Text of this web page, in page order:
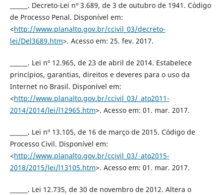
______. Decreto-Lei nº 3.689, de 3 de outubro de 1941. Código
de Processo Penal. Disponível em:
<http://www.planalto.gov.br/ccivil_03/decreto-
lei/Del3689.htm>. Acesso em: 25. fev. 2017.
______. Lei nº 12.965, de 23 de abril de 2014. Estabelece
princípios, garantias, direitos e deveres para o uso da
Internet no Brasil. Disponível em:
<http://www.planalto.gov.br/ccivil_03/_ato2011-
2014/2014/lei/l12965.htm>. Acesso em: 01. mar. 2017.
______. Lei nº 13.105, de 16 de março de 2015. Código de
Processo Civil. Disponível em:
<http://www.planalto.gov.br/ccivil_03/_ato2015-
2018/2015/lei/l13105.htm>. Acesso em: 01. mar. 2017.
______. Lei 12.735, de 30 de novembro de 2012. Altera o